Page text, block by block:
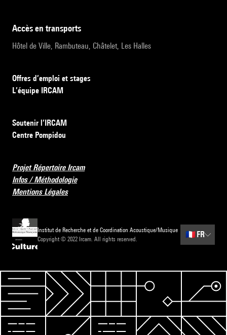
accès en transports
Hôtel de Ville, Rambuteau, Châtelet, Les Halles
Offres d’emploi et stages
L’équipe IRCAM
Soutenir l’IRCAM
Centre Pompidou
Projet Répertoire Ircam
Infos / Méthodologie
Mentions Légales
Institut de Recherche et de Coordination Acoustique/Musique
Copyright © 2022 Ircam. All rights reserved.
🇫🇷 FR